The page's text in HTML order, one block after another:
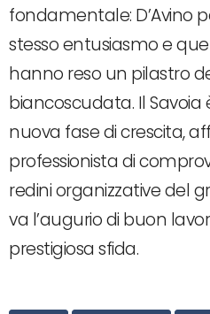
fondamentale: D’Avino
stesso entusiasmo e
hanno reso un pilastro
biancoscudata. Il
nuova fase di crescita,
professionista di
redini organizzative del
va l’augurio di buon
prestigiosa sfida.